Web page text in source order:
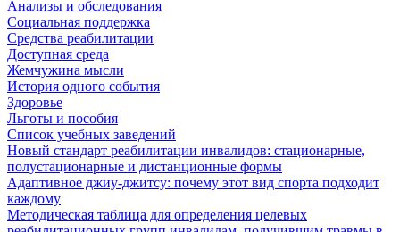
Анализы и обследования
Социальная поддержка
Средства реабилитации
Доступная среда
Жемчужина мысли
История одного события
Здоровье
Льготы и пособия
Список учебных заведений
Новый стандарт реабилитации инвалидов: стационарные,
полустационарные и дистанционные формы
Адаптивное джиу-джитсу: почему этот вид спорта подходит
каждому
Методическая таблица для определения целевых